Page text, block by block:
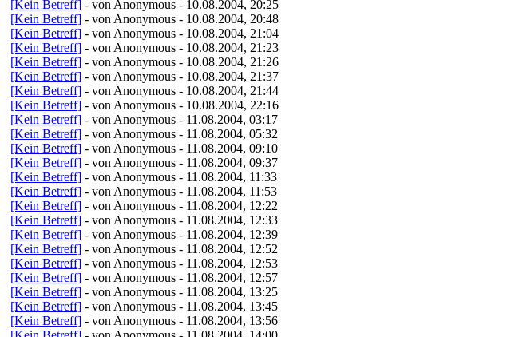
[Kein Betreff] - von Anonymous - 10.08.2004, 20:25
[Kein Betreff] - von Anonymous - 10.08.2004, 20:48
[Kein Betreff] - von Anonymous - 10.08.2004, 21:04
[Kein Betreff] - von Anonymous - 10.08.2004, 21:23
[Kein Betreff] - von Anonymous - 10.08.2004, 21:26
[Kein Betreff] - von Anonymous - 10.08.2004, 21:37
[Kein Betreff] - von Anonymous - 10.08.2004, 21:44
[Kein Betreff] - von Anonymous - 10.08.2004, 22:16
[Kein Betreff] - von Anonymous - 11.08.2004, 03:17
[Kein Betreff] - von Anonymous - 11.08.2004, 05:32
[Kein Betreff] - von Anonymous - 11.08.2004, 09:10
[Kein Betreff] - von Anonymous - 11.08.2004, 09:37
[Kein Betreff] - von Anonymous - 11.08.2004, 11:33
[Kein Betreff] - von Anonymous - 11.08.2004, 11:53
[Kein Betreff] - von Anonymous - 11.08.2004, 12:22
[Kein Betreff] - von Anonymous - 11.08.2004, 12:33
[Kein Betreff] - von Anonymous - 11.08.2004, 12:39
[Kein Betreff] - von Anonymous - 11.08.2004, 12:52
[Kein Betreff] - von Anonymous - 11.08.2004, 12:53
[Kein Betreff] - von Anonymous - 11.08.2004, 12:57
[Kein Betreff] - von Anonymous - 11.08.2004, 13:25
[Kein Betreff] - von Anonymous - 11.08.2004, 13:45
[Kein Betreff] - von Anonymous - 11.08.2004, 13:56